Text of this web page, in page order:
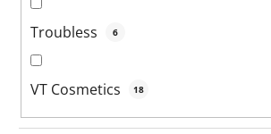
Troubless 6
VT Cosmetics 18